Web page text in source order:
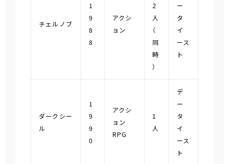
チェルノブ
1
9
8
8
アクシ
ョン
2
人
（
同
時
）
ー
タ
イ
ース
ト
ダークシー
ル
1
9
9
0
アクシ
ョン
RPG
1
人
デ
ー
タ
イ
ース
ト